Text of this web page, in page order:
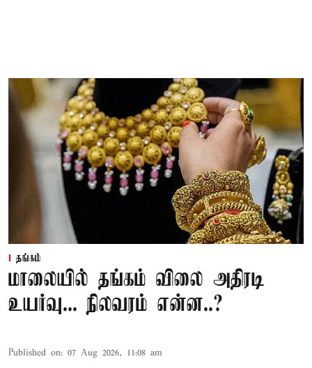
தங்கம்
மாலையில் தங்கம் விலை அதிரடி
உயர்வு... நிலவரம் என்ன..?
Published on: 07 Aug 2026, 11:08 am